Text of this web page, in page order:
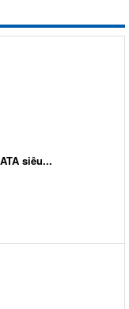
siêu...